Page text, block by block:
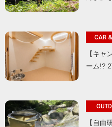
CAR
【キャ
ーム!?
【自由